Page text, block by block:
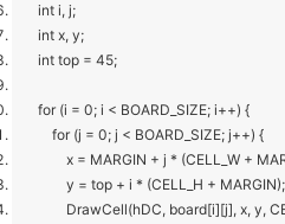
int i, j;
int x, y;
int top = 45;
for (i = 0; i < BOARD_SIZE; i++) {
for (j = 0; j < BOARD_SIZE; j++) {
x = MARGIN + j * (CELL_W +
y = top + i * (CELL_H + MARGIN);
DrawCell(hDC, board[i][j], x, y,